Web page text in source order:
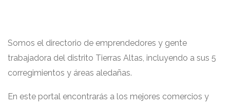
Somos el directorio de emprendedores y gente
trabajadora del distrito Tierras Altas, incluyendo a sus 5
corregimientos y áreas aledañas.
En este portal encontrarás a los mejores comercios y